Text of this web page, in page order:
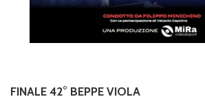
FINALE 42° BEPPE VIOLA